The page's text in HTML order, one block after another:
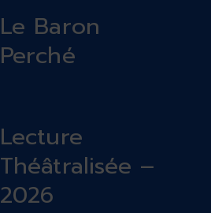
Le Baron
Perché
Lecture
Théâtralisée –
2026